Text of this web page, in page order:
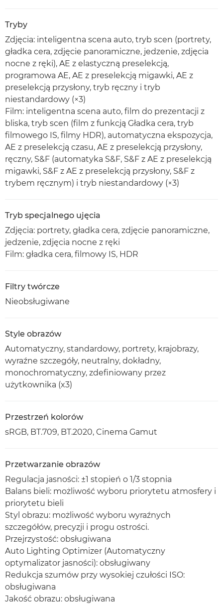
Tryby
Zdjęcia: inteligentna scena auto, tryb scen (portrety,
gładka cera, zdjęcie panoramiczne, jedzenie, zdjęcia
nocne z ręki), AE z elastyczną preselekcją,
programowa AE, AE z preselekcją migawki, AE z
preselekcją przysłony, tryb ręczny i tryb
niestandardowy (×3)
Film: inteligentna scena auto, film do prezentacji z
bliska, tryb scen (film z funkcją Gładka cera, tryb
filmowego IS, filmy HDR), automatyczna ekspozycja,
AE z preselekcją czasu, AE z preselekcją przysłony,
ręczny, S&F (automatyka S&F, S&F z AE z preselekcją
migawki, S&F z AE z preselekcją przysłony, S&F z
trybem ręcznym) i tryb niestandardowy (×3)
Tryb specjalnego ujęcia
Zdjęcia: portrety, gładka cera, zdjęcie panoramiczne,
jedzenie, zdjęcia nocne z ręki
Film: gładka cera, filmowy IS, HDR
Filtry twórcze
Nieobsługiwane
Style obrazów
Automatyczny, standardowy, portrety, krajobrazy,
wyraźne szczegóły, neutralny, dokładny,
monochromatyczny, zdefiniowany przez
użytkownika (x3)
Przestrzeń kolorów
sRGB, BT.709, BT.2020, Cinema Gamut
Przetwarzanie obrazów
Regulacja jasności: ±1 stopień o 1/3 stopnia
Balans bieli: możliwość wyboru priorytetu atmosfery i
priorytetu bieli
Styl obrazu: możliwość wyboru wyraźnych
szczegółów, precyzji i progu ostrości.
Przejrzystość: obsługiwana
Auto Lighting Optimizer (Automatyczny
optymalizator jasności): obsługiwany
Redukcja szumów przy wysokiej czułości ISO:
obsługiwana
Jakość obrazu: obsługiwana